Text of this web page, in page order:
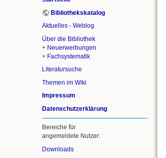
Bibliothekskatalog
Aktuelles - Weblog
Über die Bibliothek
+ Neuerwerbungen
+ Fachsystematik
Literatursuche
Themen im Wiki
Impressum
Datenschutzerklärung
Bereiche für
angemeldete Nutzer:
Downloads